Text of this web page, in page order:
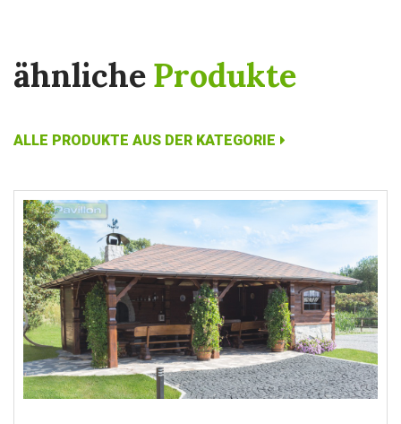
ähnlicheProdukte
ALLE PRODUKTE AUS DER KATEGORIE